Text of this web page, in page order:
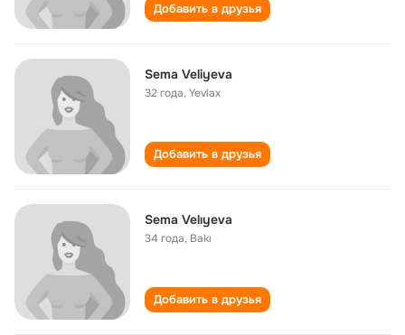
Добавить в друзья
Sema Veliyeva
32 года,Yevlax
Добавить в друзья
Sema Velıyeva
34 года, Bakı
Добавить в друзья